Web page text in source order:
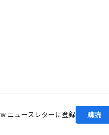
ニュースレターに登録 購読